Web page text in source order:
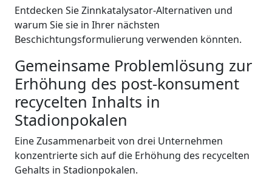
Entdecken Sie Zinnkatalysator-Alternativen und
warum Sie sie in Ihrer nächsten
Beschichtungsformulierung verwenden könnten.
Gemeinsame Problemlösung zur
Erhöhung des post-konsument
recycelten Inhalts in
Stadionpokalen
Eine Zusammenarbeit von drei Unternehmen
konzentrierte sich auf die Erhöhung des recycelten
Gehalts in Stadionpokalen.